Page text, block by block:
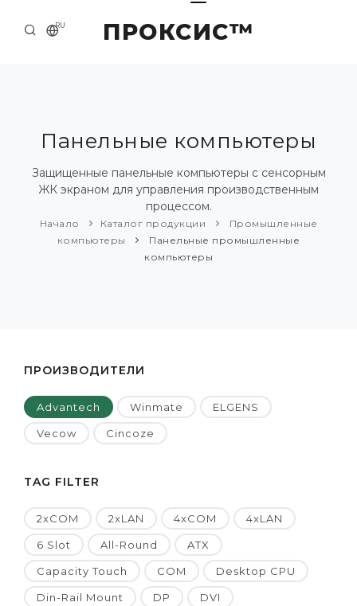
ПРОКСИС™
RU
О КОМПАНИИ
ПРИМЕРЫ И РЕШЕНИЯ
КАТАЛОГ ПРОДУКЦИИ
Панельные компьютеры
Защищенные панельные компьютеры с сенсорным
ЖК экраном для управления производственным
процессом.
Начало Каталог продукции
Промышленные
компьютеры
Панельные промышленные
компьютеры
ПРОИЗВОДИТЕЛИ
Advantech Winmate ELGENS
Vecow Cincoze
TAG FILTER
2xCOM 2xLAN 4xCOM 4xLAN
6 Slot All-Round ATX
Capacity Touch COM Desktop CPU
Din-Rail Mount DP DVI